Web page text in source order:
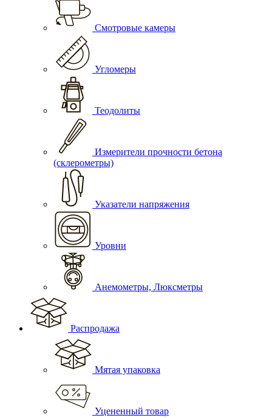
Смотровые камеры
Угломеры
Теодолиты
Измерители прочности бетона
(склерометры)
Указатели напряжения
Уровни
Анемометры, Люксметры
Распродажа
Мятая упаковка
Уцененный товар